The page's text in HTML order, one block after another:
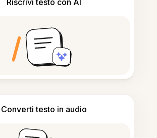
Riscrivi testo con AI
Converti testo in audio